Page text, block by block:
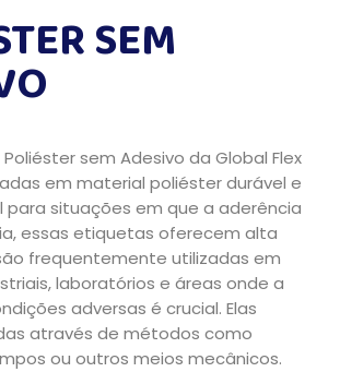
SEM
sem Adesivo da Global Flex
em material poliéster durável e
para situações em que a aderência
essas etiquetas oferecem alta
frequentemente utilizadas em
laboratórios e áreas onde a
adversas é crucial. Elas
através de métodos como
ou outros meios mecânicos.